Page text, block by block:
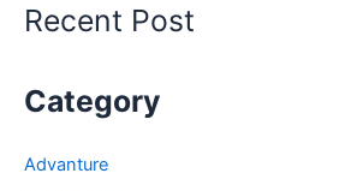
Tourist
Recent Post
Category
Advanture